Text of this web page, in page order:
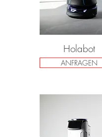
Holabot
ANFRAGEN